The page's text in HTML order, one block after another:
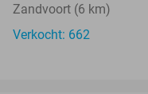
Zandvoort (6 km)
Verkocht: 662